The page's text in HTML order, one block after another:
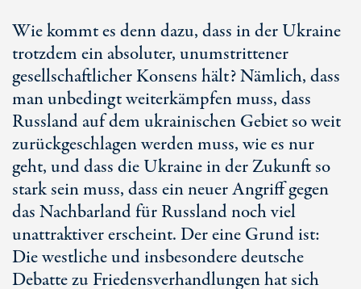
Wie kommt es denn dazu, dass in der Ukraine
trotzdem ein absoluter, unumstrittener
gesellschaftlicher Konsens hält? Nämlich, dass
man unbedingt weiterkämpfen muss, dass
Russland auf dem ukrainischen Gebiet so weit
zurückgeschlagen werden muss, wie es nur
geht, und dass die Ukraine in der Zukunft so
stark sein muss, dass ein neuer Angriff gegen
das Nachbarland für Russland noch viel
unattraktiver erscheint. Der eine Grund ist:
Die westliche und insbesondere deutsche
Debatte zu Friedensverhandlungen hat sich